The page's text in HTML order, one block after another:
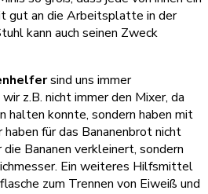
gut an die Arbeitsplatte in der
kann auch seinen Zweck
sind uns immer
z.B. nicht immer den Mixer, da
halten konnte, sondern haben mit
für das Bananenbrot nicht
Bananen verkleinert, sondern
Ein weiteres Hilfsmittel
zum Trennen von Eiweiß und